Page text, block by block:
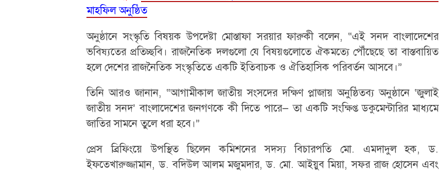
মাহফিল অনুষ্ঠিত
অনুষ্ঠানে সংস্কৃতি বিষয়ক উপদেষ্টা মোস্তাফা সরয়ার ফারুকী বলেন, “এই সনদ বাংলাদেশের
ভবিষ্যতের প্রতিচ্ছবি। রাজনৈতিক দলগুলো যে বিষয়গুলোতে ঐকমত্যে পৌঁছেছে তা বাস্তবায়িত
হলে দেশের রাজনৈতিক সংস্কৃতিতে একটি ইতিবাচক ও ঐতিহাসিক পরিবর্তন আসবে।”
তিনি আরও জানান, “আগামীকাল জাতীয় সংসদের দক্ষিণ প্লাজায় অনুষ্ঠিতব্য অনুষ্ঠানে ‘জুলাই
জাতীয় সনদ’ বাংলাদেশের জনগণকে কী দিতে পারে— তা একটি সংক্ষিপ্ত ডকুমেন্টারির মাধ্যমে
জাতির সামনে তুলে ধরা হবে।”
প্রেস ব্রিফিংয়ে উপস্থিত ছিলেন কমিশনের সদস্য বিচারপতি মো. এমদাদুল হক, ড.
ইফতেখারুজ্জামান, ড. বদিউল আলম মজুমদার, ড. মো. আইয়ুব মিয়া, সফর রাজ হোসেন এবং